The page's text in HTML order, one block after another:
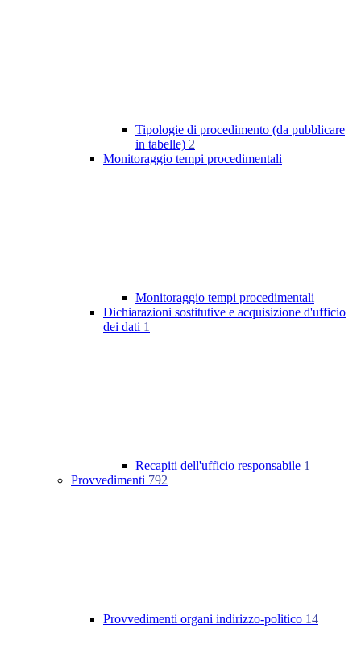
Tipologie di procedimento (da pubblicare
in tabelle) 2
Monitoraggio tempi procedimentali
Monitoraggio tempi procedimentali
Dichiarazioni sostitutive e acquisizione d'ufficio
dei dati 1
Recapiti dell'ufficio responsabile 1
Provvedimenti 792
Provvedimenti organi indirizzo-politico 14